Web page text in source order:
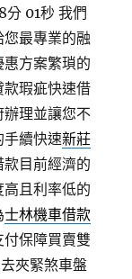
分 01秒 我們
您最專業的融
方案繁瑣的
瑕疵快速借
辦理並讓您不
手續快速新莊
目前經濟的
高且利率低的
士林機車借款
保障買賣雙
夾緊煞車盤